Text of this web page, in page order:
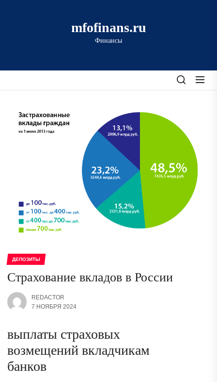
mfofinans.ru
Финансы
ДЕПОЗИТЫ
Страхование вкладов в России
REDACTOR
7 НОЯБРЯ 2024
выплаты страховых
возмещений вкладчикам
банков